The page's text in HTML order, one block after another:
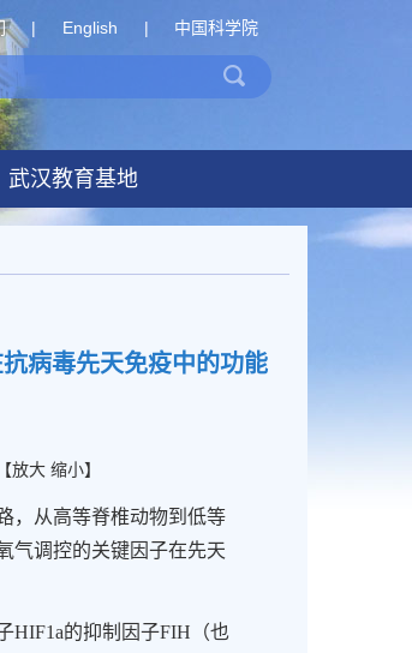
中国科学院
|
English
|
武汉教育基地
病毒先天免疫中的功能
【放大 缩小】
，从高等脊椎动物到低等
气调控的关键因子在先天
HIF1a的抑制因子FIH （也